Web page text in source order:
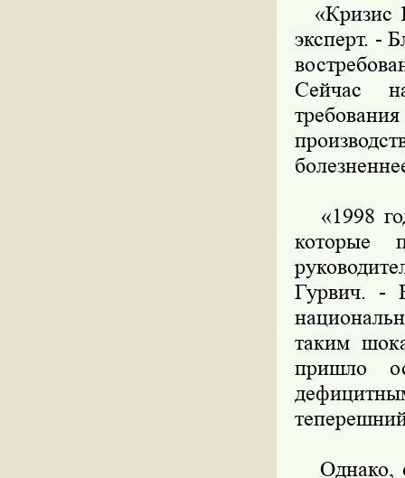
«Кризис
эксперт. -
Сейчас
«1998
которые
Гурвич. -
таким
пришло
Однако,